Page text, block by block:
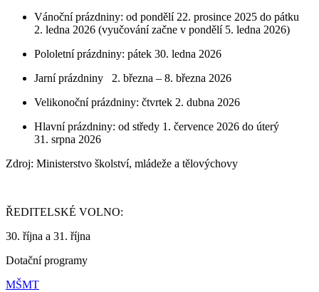
Vánoční prázdniny: od pondělí 22. prosince 2025 do pátku
2. ledna 2026 (vyučování začne v pondělí 5. ledna 2026)
Pololetní prázdniny: pátek 30. ledna 2026
Jarní prázdniny 2. března – 8. března 2026
Velikonoční prázdniny: čtvrtek 2. dubna 2026
Hlavní prázdniny: od středy 1. července 2026 do úterý
31. srpna 2026
Zdroj: Ministerstvo školství, mládeže a tělovýchovy
ŘEDITELSKÉ VOLNO:
30. října a 31. října
Dotační programy
MŠMT